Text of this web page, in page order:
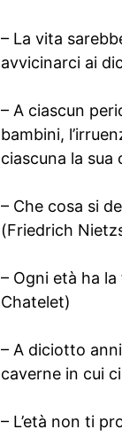
– La vita
avvicinarci ai
– A ciascun
bambini,
ciascuna la
– Che cosa si
(Friedrich
– Ogni età ha
Chatelet)
– A diciotto
caverne in cui
– L’età non ti